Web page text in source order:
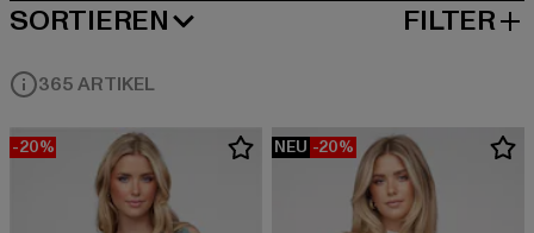
SORTIEREN
BELIEBTESTE FILTER
365 ARTIKEL
-20% NEU -20%